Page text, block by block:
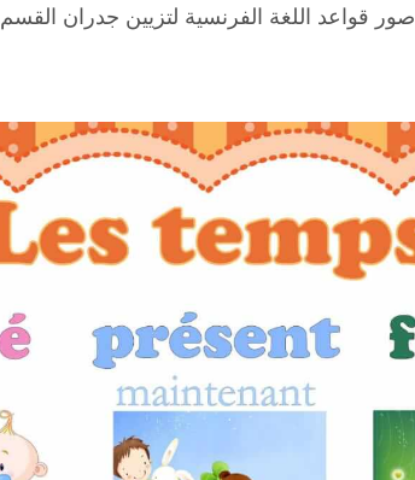
صور قواعد اللغة الفرنسية لتزيين جدران القسم